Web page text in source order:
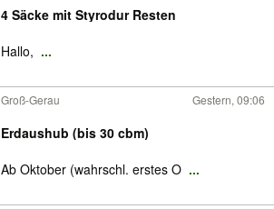
4 Säcke mit Styrodur Resten
Hallo, ...
Groß-Gerau Gestern, 09:06
Erdaushub (bis 30 cbm)
Ab Oktober (wahrschl. erstes O ...